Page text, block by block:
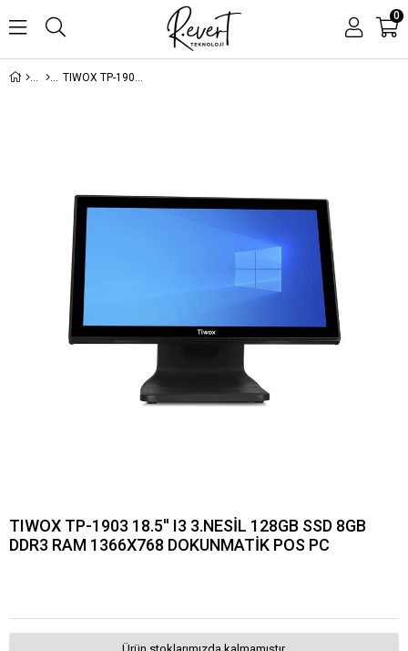
0
TIWOX TP-1903 18.5'' I3 3.NESİL 128GB SSD 8GB DDR3 RAM 1366X768 DOKUNMATİK POS PC
TIWOX TP-1903 18.5'' I3 3.NESİL 128GB SSD 8GB
DDR3 RAM 1366X768 DOKUNMATİK POS PC